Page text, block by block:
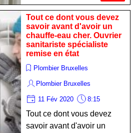
état
Tout ce dont vous devez
savoir avant d'avoir un
chauffe-eau cher. Ouvrier
sanitariste spécialiste
remise en état
Plombier Bruxelles
Plombier Bruxelles
11 Fév 2020 8:15
Tout ce dont vous devez
savoir avant d'avoir un